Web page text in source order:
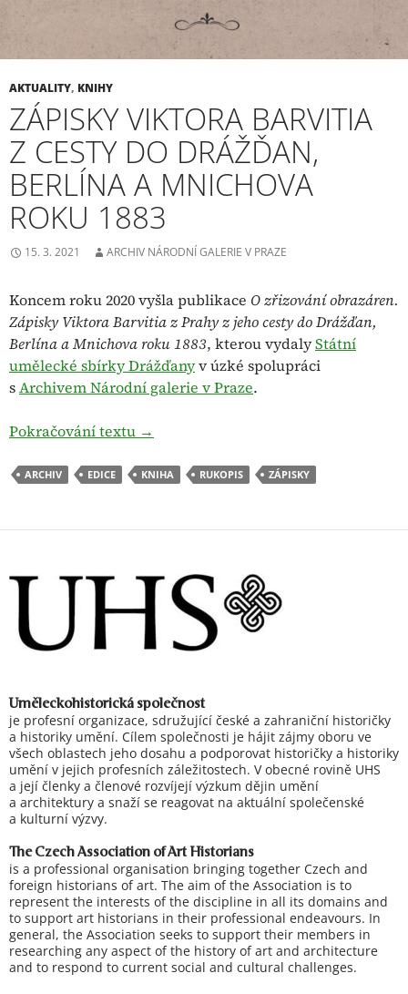
AKTUALITY, KNIHY
ZÁPISKY VIKTORA BARVITIA
Z CESTY DO DRÁŽĎAN,
BERLÍNA A MNICHOVA
ROKU 1883
15. 3. 2021 ARCHIV NÁRODNÍ GALERIE V PRAZE
Koncem roku 2020 vyšla publikace O zřizování obrazáren.
Zápisky Viktora Barvitia z Prahy z jeho cesty do Drážďan,
Berlína a Mnichova roku 1883, kterou vydalyStátní
umělecké sbírky Drážďanyv úzké spolupráci
sArchivem Národní galerie v Praze.
Pokračování textu Zápisky Viktora Barvitia z cesty do
→
ARCHIV EDICE KNIHA RUKOPIS ZÁPISKY
Uměleckohistorická společnost
je profesní organizace, sdružující české a zahraniční historičky
a historiky umění. Cílem společnosti je hájit zájmy oboru ve
všech oblastech jeho dosahu a podporovat historičky a historiky
umění v jejich profesních záležitostech. V obecné rovině UHS
a její členky a členové rozvíjejí výzkum dějin umění
a architektury a snaží se reagovat na aktuální společenské
a kulturní výzvy.
The Czech Association of Art Historians
is a professional organisation bringing together Czech and
foreign historians of art. The aim of the Association is to
represent the interests of the discipline in all its domains and
to support art historians in their professional endeavours. In
general, the Association seeks to support their members in
researching any aspect of the history of art and architecture
and to respond to current social and cultural challenges.